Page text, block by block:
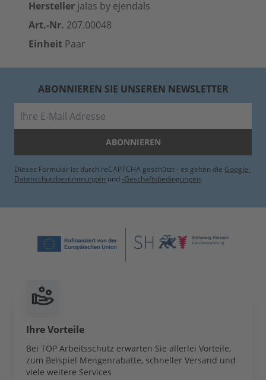
Hersteller jalas by ejendals
Art.-Nr. 207.00048
Einheit Paar
ABONNIEREN SIE UNSEREN NEWSLETTER
ABONNIEREN
Dieses Formular ist durch reCAPTCHA geschützt - es gelten die Google-
Datenschutzbestimmungen und -Geschäftsbedingungen.
Ihre Vorteile
Bei TOP Arbeitsschutz erwarten Sie allerlei Vorteile,
zum Beispiel Mengenrabatte, schneller Versand und
viele weitere Services